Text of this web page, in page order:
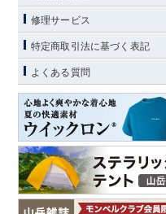
修理サービス
特定商取引法に基づく表記
よくある質問